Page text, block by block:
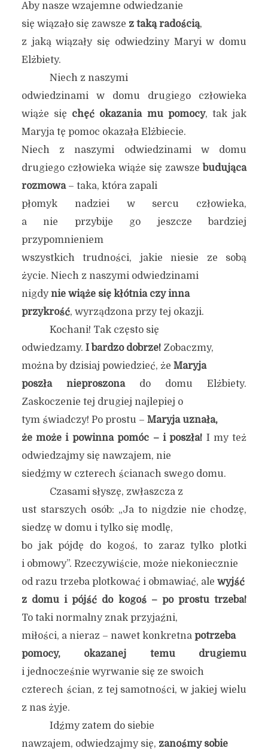
Aby nasze wzajemne odwiedzanie
się wiązało się zawsze z taką radością,
z jaką wiązały się odwiedziny Maryi w domu
Elżbiety.
Niech z naszymi
odwiedzinami w domu drugiego człowieka
wiąże się chęć okazania mu pomocy, tak jak
Maryja tę pomoc okazała Elżbiecie.
Niech z naszymi odwiedzinami w domu
drugiego człowieka wiąże się zawsze budująca
rozmowa– taka, która zapali
płomyk nadziei w sercu człowieka,
a nie przybije go jeszcze bardziej
przypomnieniem
wszystkich trudności, jakie niesie ze sobą
życie. Niech z naszymi odwiedzinami
nigdynie wiąże się kłótnia czy inna
przykrość, wyrządzona przy tej okazji.
Kochani! Tak często się
odwiedzamy. I bardzo dobrze!Zobaczmy,
można by dzisiaj powiedzieć, że Maryja
poszła nieproszonado domu Elżbiety.
Zaskoczenie tej drugiej najlepiej o
tym świadczy! Po prostu – Maryja uznała,
że może i powinna pomóc – i poszła! I my też
odwiedzajmy się nawzajem, nie
siedźmy w czterech ścianach swego domu.
Czasami słyszę, zwłaszcza z
ust starszych osób: „Ja to nigdzie nie chodzę,
siedzę w domu i tylko się modlę,
bo jak pójdę do kogoś, to zaraz tylko plotki
i obmowy”. Rzeczywiście, może niekoniecznie
od razu trzeba plotkować i obmawiać, ale wyjść
z domu i pójść do kogoś – po prostu trzeba!
To taki normalny znak przyjaźni,
miłości, a nieraz – nawet konkretna potrzeba
pomocy, okazanej temu drugiemu
i jednocześnie wyrwanie się ze swoich
czterech ścian, z tej samotności, w jakiej wielu
z nas żyje.
Idźmy zatem do siebie
nawzajem, odwiedzajmy się, zanośmy sobie